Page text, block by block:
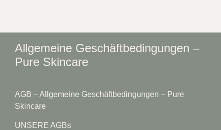
Allgemeine Geschäftbedingungen –
Pure Skincare
AGB – Allgemeine Geschäftbedingungen – Pure
Skincare
UNSERE AGBs